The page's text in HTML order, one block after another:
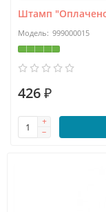
Штамп
999000015
426 ₽